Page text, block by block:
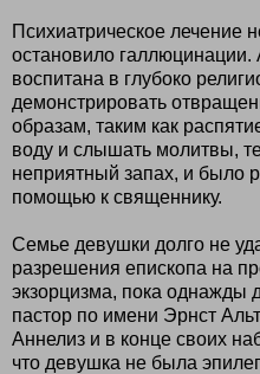
Психиатрическое лечение
остановило галлюцинации.
воспитана в глубоко
демонстрировать
образам, таким как
воду и слышать молитвы,
неприятный запах, и было
помощью к священнику.
Семье девушки долго не
разрешения епископа на
экзорцизма, пока однажды
пастор по имени Эрнст
Аннелиз и в конце своих
что девушка не была